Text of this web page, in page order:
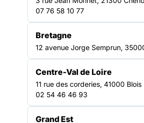
système
accompagner les
prostituées :
Fédération des
solidarité
Le 22 juin 2020 a été publié un rapport
du 13 avril 2016 visant à renforcer la
07 76 58 10 77
Bretagne
12 avenue Jorge Semprun,
Centre-Val de Loire
11 rue des corderies, 41000 Blois
02 54 46 46 93
Grand Est